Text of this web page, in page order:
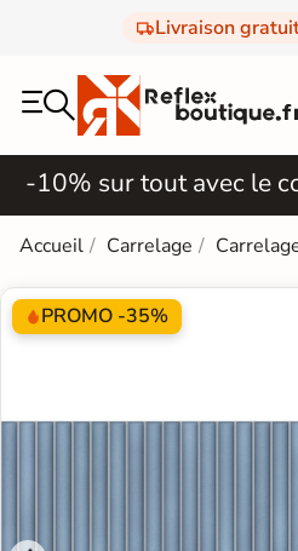
Livraison
-10% sur tout avec le
Accueil Carrelage
PROMO -35%